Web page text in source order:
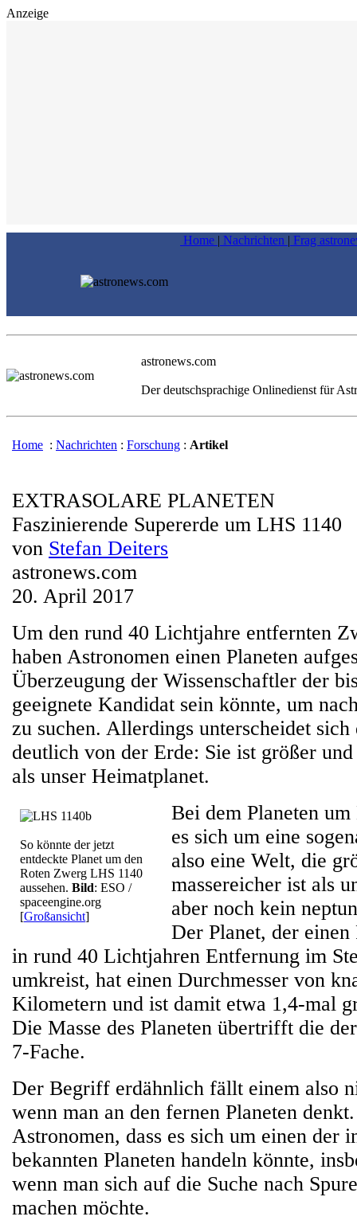
Anzeige
Home | Nachrichten | Frag
astronews.com
Der deutschsprachige Onlinedienst für
Home : Nachrichten : Forschung : Artikel
EXTRASOLARE PLANETEN
Faszinierende Supererde um LHS 1140
von Stefan Deiters
astronews.com
20. April 2017
Um den rund 40 Lichtjahre entfernten
haben Astronomen einen Planeten
Überzeugung der Wissenschaftler der
geeignete Kandidat sein könnte, um
zu suchen. Allerdings unterscheidet
deutlich von der Erde: Sie ist größer
als unser Heimatplanet.
So könnte der jetzt
entdeckte Planet um den
Roten Zwerg LHS 1140
aussehen. Bild: ESO /
spaceengine.org
[Großansicht]
Bei dem Planeten
es sich um eine
also eine Welt, die
massereicher ist als
aber noch kein
Der Planet, der
in rund 40 Lichtjahren Entfernung im
umkreist, hat einen Durchmesser von
Kilometern und ist damit etwa 1,4-mal
Die Masse des Planeten übertrifft die
7-Fache.
Der Begriff erdähnlich fällt einem also
wenn man an den fernen Planeten
Astronomen, dass es sich um einen der
bekannten Planeten handeln könnte,
wenn man sich auf die Suche nach
machen möchte.